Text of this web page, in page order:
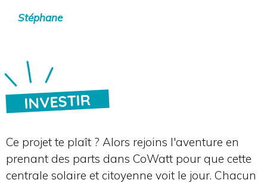
Stéphane
INVESTIR
Ce projet te plaît ? Alors rejoins l'aventure en
prenant des parts dans CoWatt pour que cette
centrale solaire et citoyenne voit le jour. Chacun